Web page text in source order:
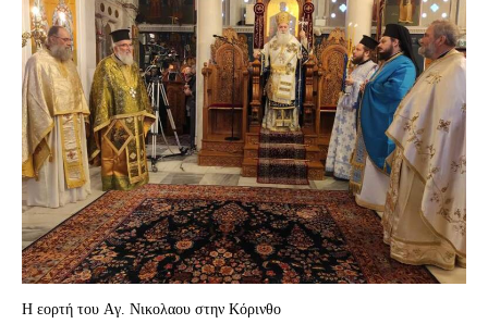
Η εορτή του Aγ. Nικολαου στην Κόρινθο